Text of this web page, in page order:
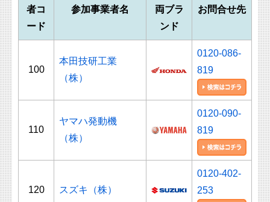
者コ
ード
参加事業者名
両ブラ
ンド
お問合せ先
100
本田技研工業
（株）
0120-086-
819
110
ヤマハ発動機
（株）
0120-090-
819
120 スズキ（株）
0120-402-
253